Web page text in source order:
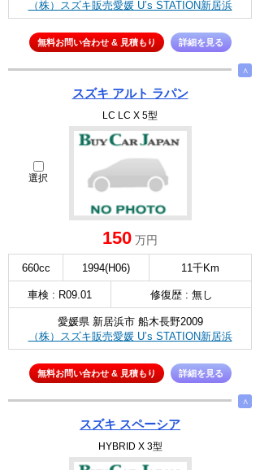
（株）スズキ販売愛媛 U’s STATION新居浜
無料お問い合わせ & 見積もり 詳細を見る
∧
スズキ アルト ラパン
LC LC X 5型
選択
150 万円
660cc 1994(H06) 11千Km
車検 : R09.01 修復歴 : 無し
愛媛県 新居浜市 船木長野2009
（株）スズキ販売愛媛 U’s STATION新居浜
無料お問い合わせ & 見積もり 詳細を見る
∧
スズキ スペーシア
HYBRID X 3型